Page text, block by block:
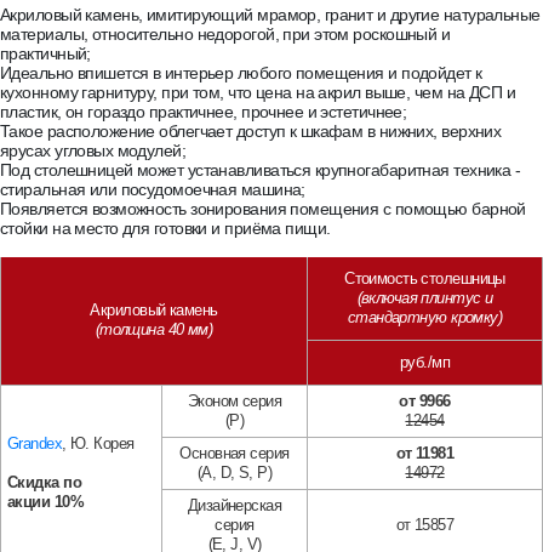
N 103 Gray Onix N 430 Sanded Dust N 810 Cobble Grey N 840 Cobble Gold
Caesarstoneот 23877 руб.
6270 Atlantic Salt 6131 Bianco Drift 6046 Moorland Fog4046 Excava
Акриловый камень, имитирующий мрамор, гранит и другие натуральные
материалы, относительно недорогой, при этом роскошный и
практичный;
Идеально впишется в интерьер любого помещения и подойдет к
кухонному гарнитуру, при том, что цена на акрил выше, чем на ДСП и
пластик, он гораздо практичнее, прочнее и эстетичнее;
Такое расположение облегчает доступ к шкафам в нижних, верхних
ярусах угловых модулей;
Под столешницей может устанавливаться крупногабаритная техника -
стиральная или посудомоечная машина;
Появляется возможность зонирования помещения с помощью барной
стойки на место для готовки и приёма пищи.
Акриловый камень
(толщина 40 мм)
Стоимость столешницы
(включая плинтус и
стандартную кромку)
руб./мп
Grandex, Ю. Корея
Скидка по
акции 10%
Эконом серия
(P)
от 9966
12454
Основная серия
(A, D, S, P)
от 11981
14972
Дизайнерская
серия
(E, J, V)
от 15857